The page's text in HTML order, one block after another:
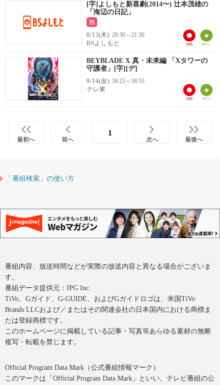
[字]よしもと新喜劇(2014〜) 辻本茂雄の
「海辺の日記」
無
8/13(木) 20:30～21:30
BSよしもと
BEYBLADE X 真・未来編 「Xタワーの
守護者」[字][デ]
8/14(金) 18:25～18:55
テレ東
最初へ 前へ
1
次へ 最後へ
「番組検索」の使い方
番組内容、放送時間などが実際の放送内容と異なる場合がございま
す。
番組データ提供元：IPG Inc.
TiVo、Gガイド、G-GUIDE、およびGガイドロゴは、米国TiVo
Brands LLCおよび／またはその関連会社の日本国内における商標ま
たは登録商標です。
このホームページに掲載している記事・写真等あらゆる素材の無断
複写・転載を禁じます。
Official Program Data Mark（公式番組情報マーク）
このマークは「Official Program Data Mark」といい、テレビ番組の公